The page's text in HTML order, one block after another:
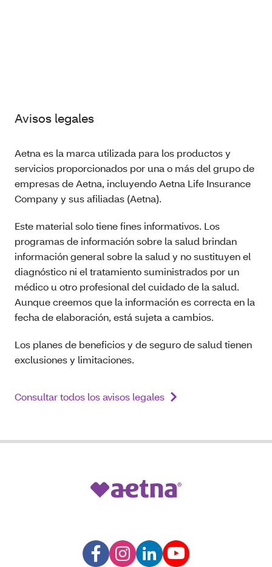
Avisos legales
Aetna es la marca utilizada para los productos y
servicios proporcionados por una o más del grupo de
empresas de Aetna, incluyendo Aetna Life Insurance
Company y sus afiliadas (Aetna).
Este material solo tiene fines informativos. Los
programas de información sobre la salud brindan
información general sobre la salud y no sustituyen el
diagnóstico ni el tratamiento suministrados por un
médico u otro profesional del cuidado de la salud.
Aunque creemos que la información es correcta en la
fecha de elaboración, está sujeta a cambios.
Los planes de beneficios y de seguro de salud tienen
exclusiones y limitaciones.
Consultar todos los avisos legales